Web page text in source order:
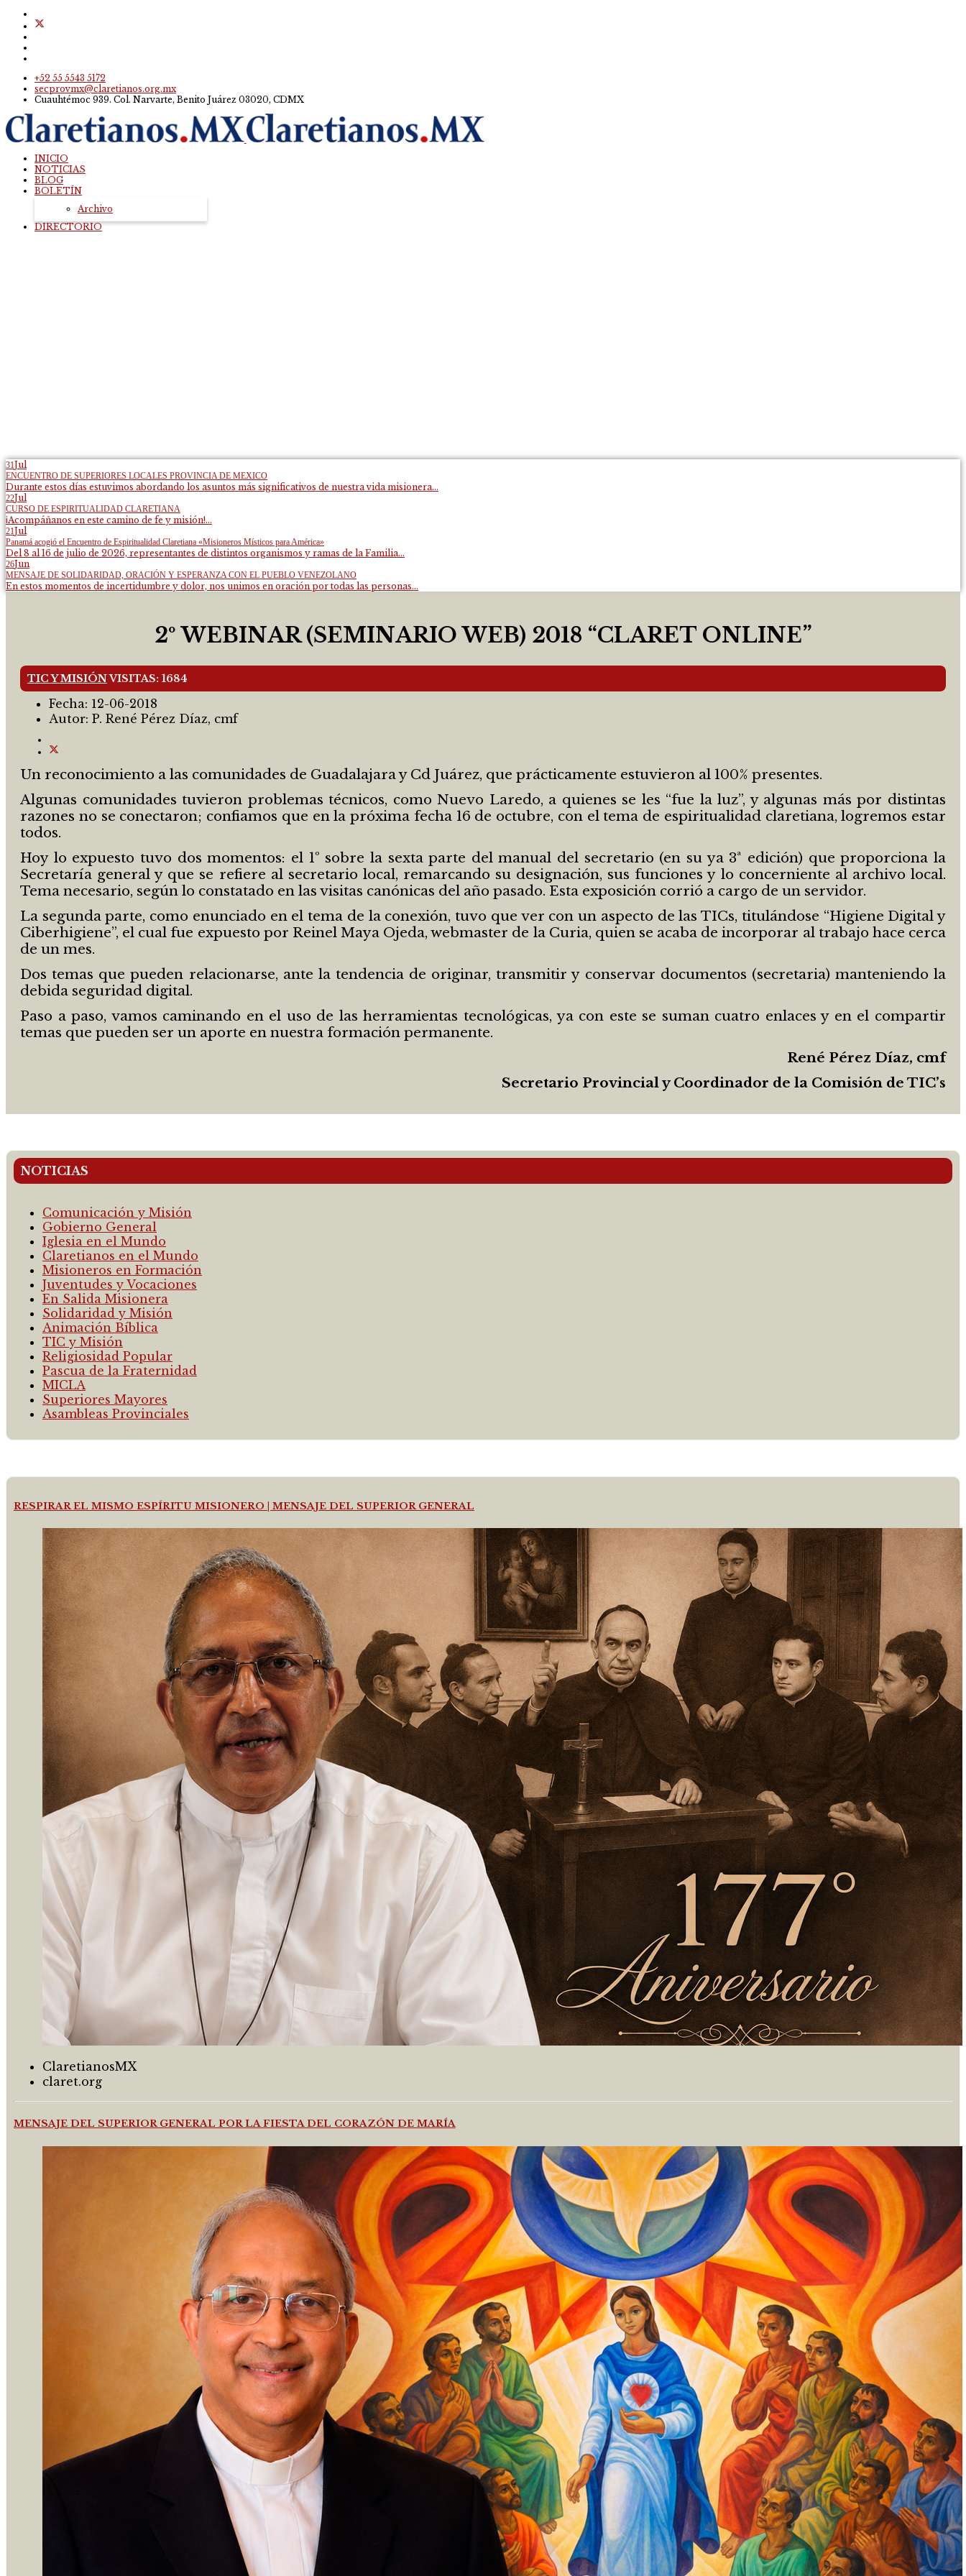
+52 55 5543 5172
secprovmx@claretianos.org.mx
Cuauhtémoc 939. Col. Narvarte, Benito Juárez 03020, CDMX
INICIO
NOTICIAS
BLOG
BOLETÍN
Archivo
DIRECTORIO
31Jul
ENCUENTRO DE SUPERIORES LOCALES PROVINCIA DE MEXICO
Durante estos días estuvimos abordando los asuntos más significativos de nuestra vida misionera...
22Jul
CURSO DE ESPIRITUALIDAD CLARETIANA
¡Acompáñanos en este camino de fe y misión!...
21Jul
Panamá acogió el Encuentro de Espiritualidad Claretiana «Misioneros Místicos para América»
Del 8 al 16 de julio de 2026, representantes de distintos organismos y ramas de la Familia...
26Jun
MENSAJE DE SOLIDARIDAD, ORACIÓN Y ESPERANZA CON EL PUEBLO VENEZOLANO
En estos momentos de incertidumbre y dolor, nos unimos en oración por todas las personas...
2º WEBINAR (SEMINARIO WEB) 2018 “CLARET ONLINE”
TIC Y MISIÓNVISITAS: 1684
Fecha: 12-06-2018
Autor: P. René Pérez Díaz, cmf
Un reconocimiento a las comunidades de Guadalajara y Cd Juárez, que prácticamente estuvieron al 100% presentes.
Algunas comunidades tuvieron problemas técnicos, como Nuevo Laredo, a quienes se les “fue la luz”, y algunas más por distintas
razones no se conectaron; confiamos que en la próxima fecha 16 de octubre, con el tema de espiritualidad claretiana, logremos estar
todos.
Hoy lo expuesto tuvo dos momentos: el 1º sobre la sexta parte del manual del secretario (en su ya 3ª edición) que proporciona la
Secretaría general y que se refiere al secretario local, remarcando su designación, sus funciones y lo concerniente al archivo local.
Tema necesario, según lo constatado en las visitas canónicas del año pasado. Esta exposición corrió a cargo de un servidor.
La segunda parte, como enunciado en el tema de la conexión, tuvo que ver con un aspecto de las TICs, titulándose “Higiene Digital y
Ciberhigiene”, el cual fue expuesto por Reinel Maya Ojeda, webmaster de la Curia, quien se acaba de incorporar al trabajo hace cerca
de un mes.
Dos temas que pueden relacionarse, ante la tendencia de originar, transmitir y conservar documentos (secretaria) manteniendo la
debida seguridad digital.
Paso a paso, vamos caminando en el uso de las herramientas tecnológicas, ya con este se suman cuatro enlaces y en el compartir
temas que pueden ser un aporte en nuestra formación permanente.
René Pérez Díaz, cmf
Secretario Provincial y Coordinador de la Comisión de TIC’s
NOTICIAS
Comunicación y Misión
Gobierno General
Iglesia en el Mundo
Claretianos en el Mundo
Misioneros en Formación
Juventudes y Vocaciones
En Salida Misionera
Solidaridad y Misión
Animación Bíblica
TIC y Misión
Religiosidad Popular
Pascua de la Fraternidad
MICLA
Superiores Mayores
Asambleas Provinciales
RESPIRAR EL MISMO ESPÍRITU MISIONERO | MENSAJE DEL SUPERIOR GENERAL
ClaretianosMX
claret.org
MENSAJE DEL SUPERIOR GENERAL POR LA FIESTA DEL CORAZÓN DE MARÍA